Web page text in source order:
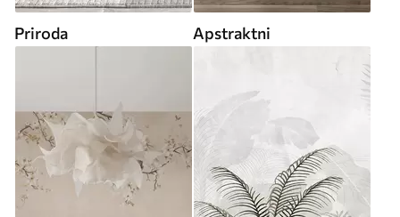
Priroda Apstraktni